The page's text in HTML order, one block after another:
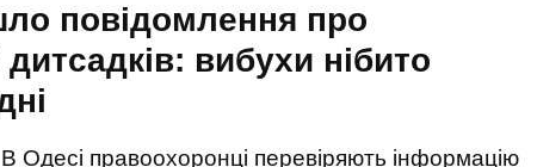
повідомлення про
вибухи нібито
В Одесі правоохоронці перевіряють інформацію